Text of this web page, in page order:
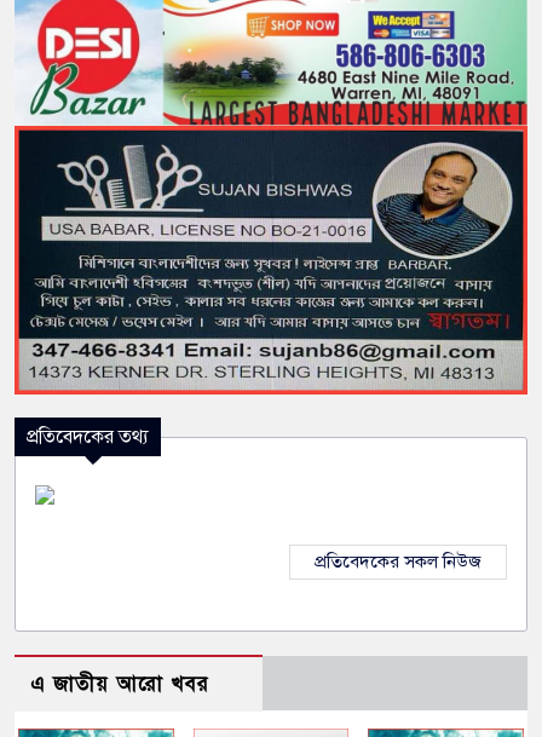
প্রতিবেদকের তথ্য
প্রতিবেদকের সকল নিউজ
এ জাতীয় আরো খবর